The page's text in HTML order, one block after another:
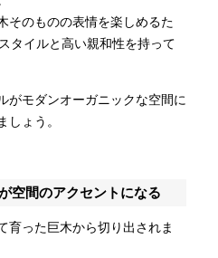
そのものの表情を楽しめるた
タイルと高い親和性を持って
がモダンオーガニックな空間に
しょう。
空間のアクセントになる
育った巨木から切り出されま